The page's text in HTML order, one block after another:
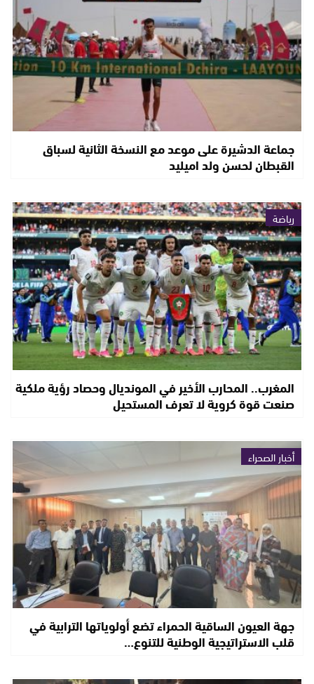
جماعة الدشيرة على موعد مع النسخة الثانية لسباق
القبطان لحسن ولد اميليد
رياضة
المغرب.. المحارب الأخير في المونديال وحصاد رؤية ملكية
صنعت قوة كروية لا تعرف المستحيل
أخبار الصحراء
جهة العيون الساقية الحمراء تضع أولوياتها الترابية في
قلب الاستراتيجية الوطنية للتنوع…